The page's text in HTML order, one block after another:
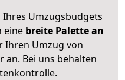
Umzugsbudgets
eine breite Palette an
Ihren Umzug von
an. Bei uns behalten